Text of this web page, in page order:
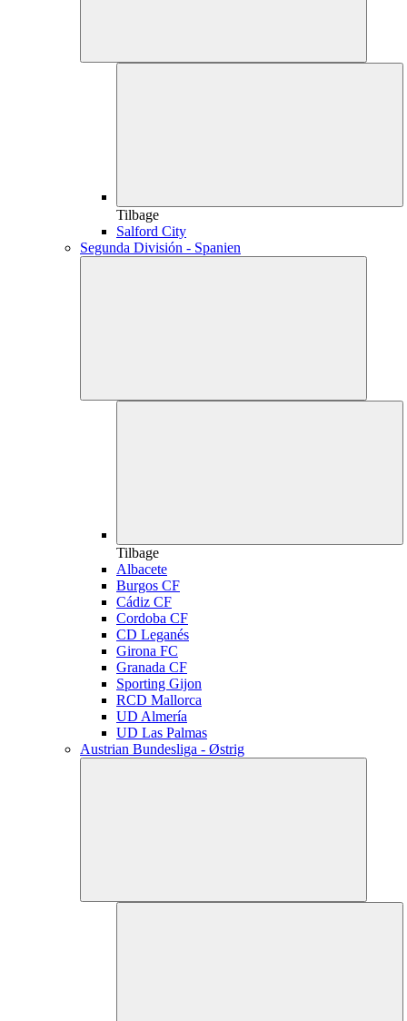
Tilbage
Salford City
Segunda División - Spanien
Tilbage
Albacete
Burgos CF
Cádiz CF
Cordoba CF
CD Leganés
Girona FC
Granada CF
Sporting Gijon
RCD Mallorca
UD Almería
UD Las Palmas
Austrian Bundesliga - Østrig